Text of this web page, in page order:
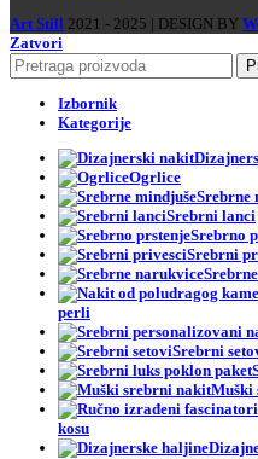
Art Still 2021 - 2025 | DESIGN BY
Zatvori
Izbornik
Kategorije
Ogrlice
Srebrne
Srebrni lanci
Srebrno
Srebrni
perli
Srebrni
Muški
kosu